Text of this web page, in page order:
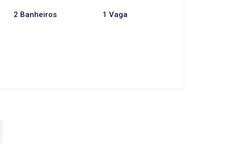
2 Banheiros 1 Vaga